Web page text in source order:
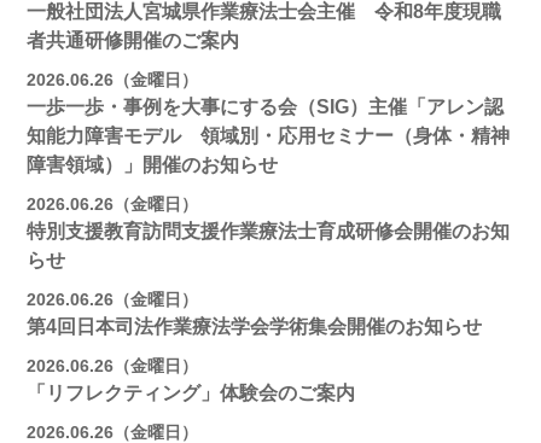
一般社団法人宮城県作業療法士会主催 令和8年度現職
者共通研修開催のご案内
2026.06.26（金曜日）
一歩一歩・事例を大事にする会（SIG）主催「アレン認
知能力障害モデル 領域別・応用セミナー（身体・精神
障害領域）」開催のお知らせ
2026.06.26（金曜日）
特別支援教育訪問支援作業療法士育成研修会開催のお知
らせ
2026.06.26（金曜日）
第4回日本司法作業療法学会学術集会開催のお知らせ
2026.06.26（金曜日）
「リフレクティング」体験会のご案内
2026.06.26（金曜日）